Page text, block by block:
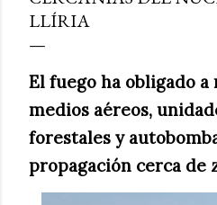
LLÍRIA
El fuego ha obligado
medios aéreos,
forestales y
propagación cerca de